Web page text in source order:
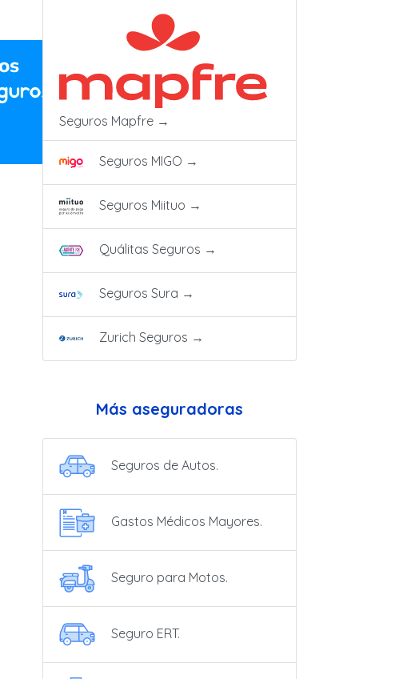
Seguros Mapfre →
Seguros MIGO →
Seguros Miituo →
Quálitas Seguros →
Seguros Sura →
Zurich Seguros →
Más aseguradoras
Seguros de Autos.
Gastos Médicos Mayores.
Seguro para Motos.
Seguro ERT.